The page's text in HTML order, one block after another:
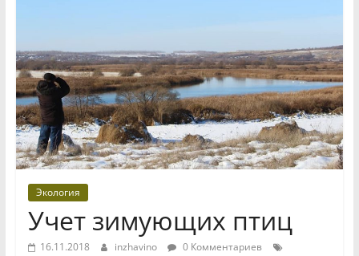
Экология
Учет зимующих птиц
16.11.2018 inzhavino
0 Комментариев